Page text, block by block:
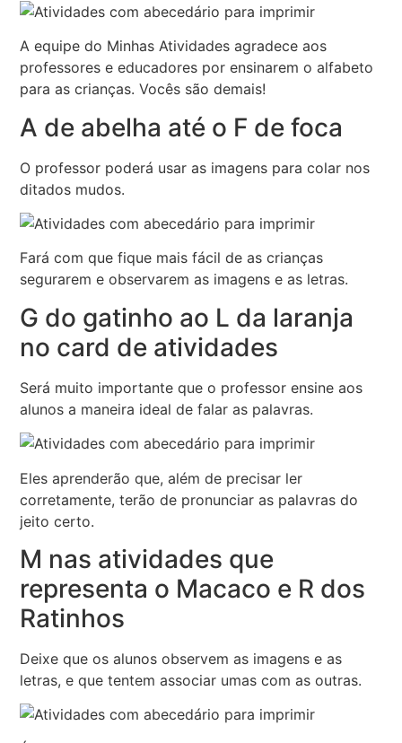
A equipe do Minhas Atividades agradece aos
professores e educadores por ensinarem o alfabeto
para as crianças. Vocês são demais!
A de abelha até o F de foca
O professor poderá usar as imagens para colar nos
ditados mudos.
Fará com que fique mais fácil de as crianças
segurarem e observarem as imagens e as letras.
G do gatinho ao L da laranja
no card de atividades
Será muito importante que o professor ensine aos
alunos a maneira ideal de falar as palavras.
Eles aprenderão que, além de precisar ler
corretamente, terão de pronunciar as palavras do
jeito certo.
M nas atividades que
representa o Macaco e R dos
Ratinhos
Deixe que os alunos observem as imagens e as
letras, e que tentem associar umas com as outras.